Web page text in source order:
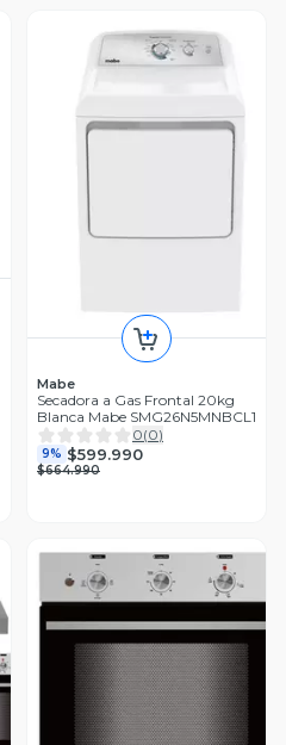
Mabe
Secadora a Gas Frontal 20kg
Blanca Mabe SMG26N5MNBCL1
0(0)
9% $599.990
$664.990